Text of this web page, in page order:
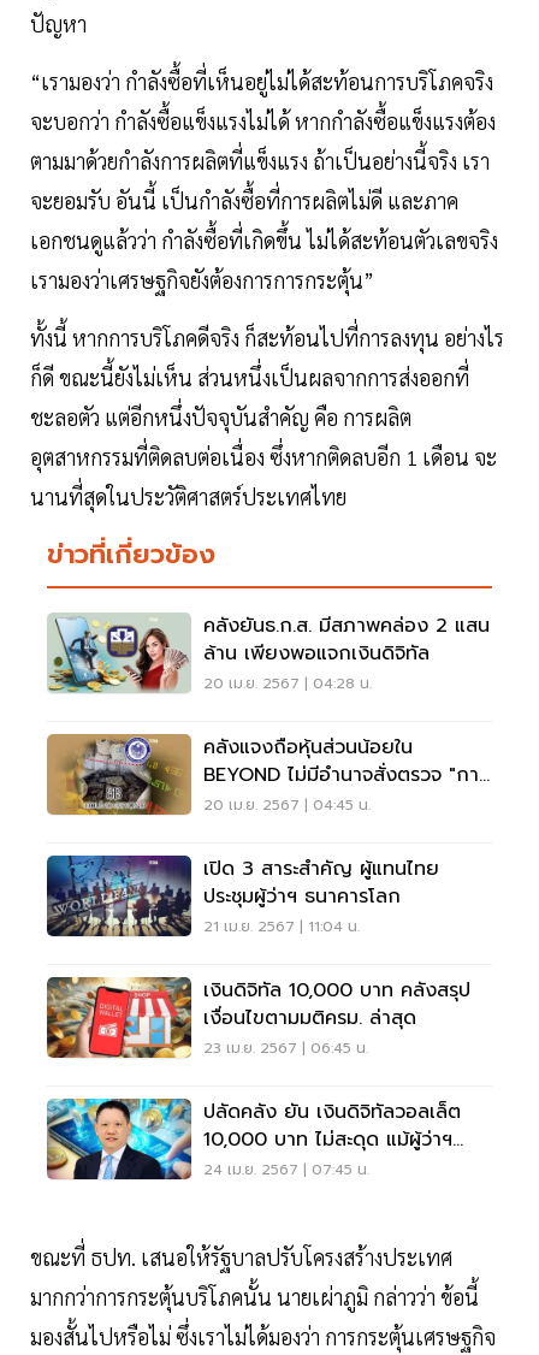
ปัญหา
“เรามองว่า กำลังซื้อที่เห็นอยู่ไม่ได้สะท้อนการบริโภคจริง
จะบอกว่า กำลังซื้อแข็งแรงไม่ได้ หากกำลังซื้อแข็งแรงต้อง
ตามมาด้วยกำลังการผลิตที่แข็งแรง ถ้าเป็นอย่างนี้จริง เรา
จะยอมรับ อันนี้ เป็นกำลังซื้อที่การผลิตไม่ดี และภาค
เอกชนดูแล้วว่า กำลังซื้อที่เกิดขึ้น ไม่ได้สะท้อนตัวเลขจริง
เรามองว่าเศรษฐกิจยังต้องการการกระตุ้น”
ทั้งนี้ หากการบริโภคดีจริง ก็สะท้อนไปที่การลงทุน อย่างไร
ก็ดี ขณะนี้ยังไม่เห็น ส่วนหนึ่งเป็นผลจากการส่งออกที่
ชะลอตัว แต่อีกหนึ่งปัจจุบันสำคัญ คือ การผลิต
อุตสาหกรรมที่ติดลบต่อเนื่อง ซึ่งหากติดลบอีก 1 เดือน จะ
นานที่สุดในประวัติศาสตร์ประเทศไทย
ข่าวที่เกี่ยวข้อง
คลังยันธ.ก.ส. มีสภาพคล่อง 2 แสน
ล้าน เพียงพอแจกเงินดิจิทัล
20 เม.ย. 2567 | 04:28 น.
คลังแจงถือหุ้นส่วนน้อยใน
BEYOND ไม่มีอำนาจสั่งตรวจ "กาก
แคดเมียม"
20 เม.ย. 2567 | 04:45 น.
เปิด 3 สาระสำคัญ ผู้แทนไทย
ประชุมผู้ว่าฯ ธนาคารโลก
21 เม.ย. 2567 | 11:04 น.
เงินดิจิทัล 10,000 บาท คลังสรุป
เงื่อนไขตามมติครม. ล่าสุด
23 เม.ย. 2567 | 06:45 น.
ปลัดคลัง ยัน เงินดิจิทัลวอลเล็ต​
10,000​ บาท​ ไม่สะดุด แม้ผู้ว่าฯ
ธปท. ขวาง
24 เม.ย. 2567 | 07:45 น.
ขณะที่ ธปท. เสนอให้รัฐบาลปรับโครงสร้างประเทศ
มากกว่าการกระตุ้นบริโภคนั้น นายเผ่าภูมิ กล่าวว่า ข้อนี้
มองสั้นไปหรือไม่ ซึ่งเราไม่ได้มองว่า การกระตุ้นเศรษฐกิจ